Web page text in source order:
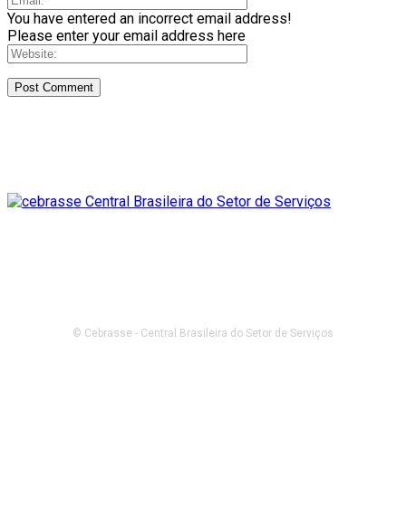
You have entered an incorrect email address!
Please enter your email address here
© Cebrasse - Central Brasileira do Setor de Serviços